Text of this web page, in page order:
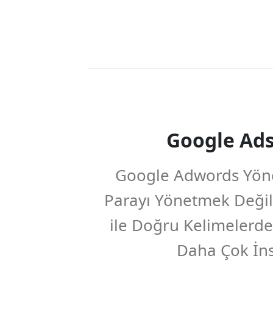
Google
Google Adwords
Parayı Yönetmek
ile Doğru
Daha Çok